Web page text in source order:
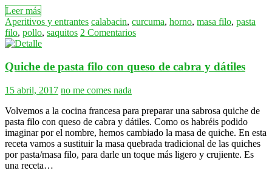
Leer más
Aperitivos y entrantes calabacin, curcuma, horno, masa filo, pasta
filo, pollo, saquitos 2 Comentarios
Quiche de pasta filo con queso de cabra y dátiles
15 abril, 2017 no me comes nada
Volvemos a la cocina francesa para preparar una sabrosa quiche de
pasta filo con queso de cabra y dátiles. Como os habréis podido
imaginar por el nombre, hemos cambiado la masa de quiche. En esta
receta vamos a sustituir la masa quebrada tradicional de las quiches
por pasta/masa filo, para darle un toque más ligero y crujiente. Es
una receta…